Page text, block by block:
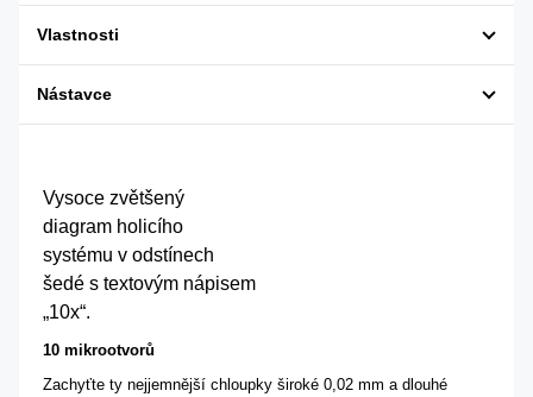
Vlastnosti
Nástavce
10 mikrootvorů
Zachyťte ty nejjemnější chloupky široké 0,02 mm a dlouhé
Vysoce zvětšený
diagram holicího
systému v odstínech
šedé s textovým nápisem
„10x“.